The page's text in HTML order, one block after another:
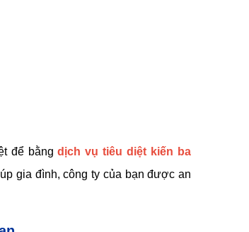
để bằngdịch vụ tiêu diệt kiến ba
gia đình, công ty của bạn được an